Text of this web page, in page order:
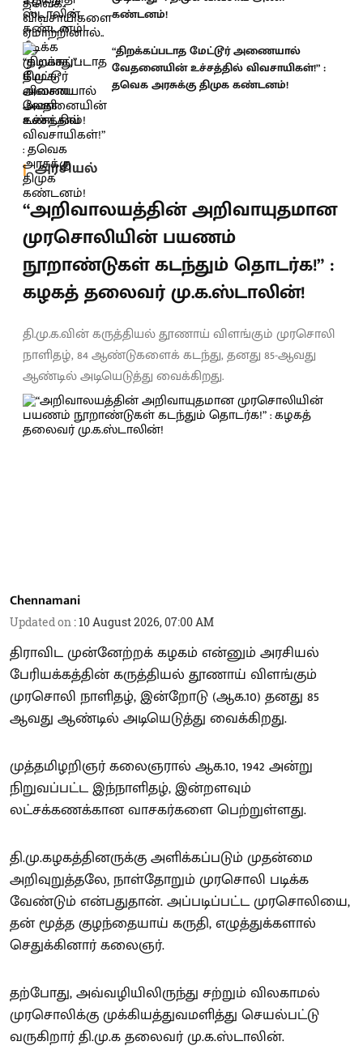
கண்டனம்!
“திறக்கப்படாத மேட்டூர் அணையால்
வேதனையின் உச்சத்தில் விவசாயிகள்!” :
தவெக அரசுக்கு திமுக கண்டனம்!
அரசியல்
“அறிவாலயத்தின் அறிவாயுதமான
முரசொலியின் பயணம்
நூறாண்டுகள் கடந்தும் தொடர்க!” :
கழகத் தலைவர் மு.க.ஸ்டாலின்!
தி.மு.க.வின் கருத்தியல் தூணாய் விளங்கும் முரசொலி
நாளிதழ், 84 ஆண்டுகளைக் கடந்து, தனது 85-ஆவது
ஆண்டில் அடியெடுத்து வைக்கிறது.
Chennamani
Updated on :10 August 2026, 07:00 AM
திராவிட முன்னேற்றக் கழகம் என்னும் அரசியல்
பேரியக்கத்தின் கருத்தியல் தூணாய் விளங்கும்
முரசொலி நாளிதழ், இன்றோடு (ஆக.10) தனது 85
ஆவது ஆண்டில் அடியெடுத்து வைக்கிறது.
முத்தமிழறிஞர் கலைஞரால் ஆக.10, 1942 அன்று
நிறுவப்பட்ட இந்நாளிதழ், இன்றளவும்
லட்சக்கணக்கான வாசகர்களை பெற்றுள்ளது.
தி.மு.கழகத்தினருக்கு அளிக்கப்படும் முதன்மை
அறிவுறுத்தலே, நாள்தோறும் முரசொலி படிக்க
வேண்டும் என்பதுதான். அப்படிப்பட்ட முரசொலியை,
தன் மூத்த குழந்தையாய் கருதி, எழுத்துக்களால்
செதுக்கினார் கலைஞர்.
தற்போது, அவ்வழியிலிருந்து சற்றும் விலகாமல்
முரசொலிக்கு முக்கியத்துவமளித்து செயல்பட்டு
வருகிறார் தி.மு.க தலைவர் மு.க.ஸ்டாலின்.